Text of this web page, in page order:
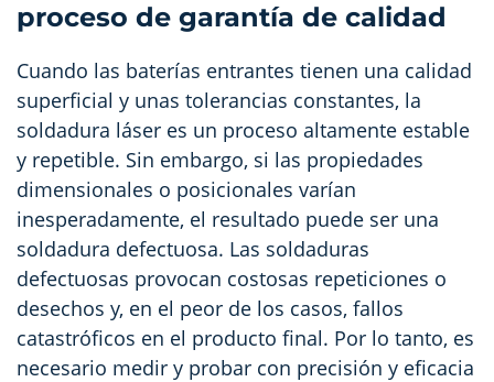
proceso de garantía de calidad
Cuando las baterías entrantes tienen una calidad
superficial y unas tolerancias constantes, la
soldadura láser es un proceso altamente estable
y repetible. Sin embargo, si las propiedades
dimensionales o posicionales varían
inesperadamente, el resultado puede ser una
soldadura defectuosa. Las soldaduras
defectuosas provocan costosas repeticiones o
desechos y, en el peor de los casos, fallos
catastróficos en el producto final. Por lo tanto, es
necesario medir y probar con precisión y eficacia